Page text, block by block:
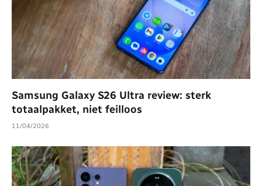
Samsung Galaxy S26 Ultra review: sterk
totaalpakket, niet feilloos
11/04/2026